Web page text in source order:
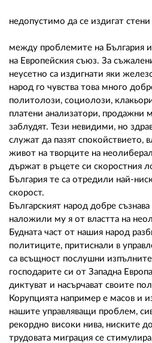
недопустимо да се издигат стени
между проблемите на България
на Европейския съюз. За
неусетно са издигнати яки
народ го чувства това много
политолози, социолози,
платени анализатори, продажни
заблудят. Тези невидими, но
служат да пазят спокойствието,
живот на творците на
държат в ръцете си скоростния
България те са отредили най-
скорост.
Българският народ добре
наложили му я от властта на
Будната част от нашия народ
политиците, притиснали в
са всъщност послушни
господарите си от Западна
диктуват и насърчават своите
Корупцията например е масов и
нашите управляващи проблем,
рекордно високи нива, ниските
трудовата миграция се